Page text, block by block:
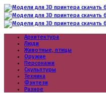
Архитектура
Люди
Животные, птицы
Оружие
Персонажи
Скульптуры
Техника
Фэнтези
Разное